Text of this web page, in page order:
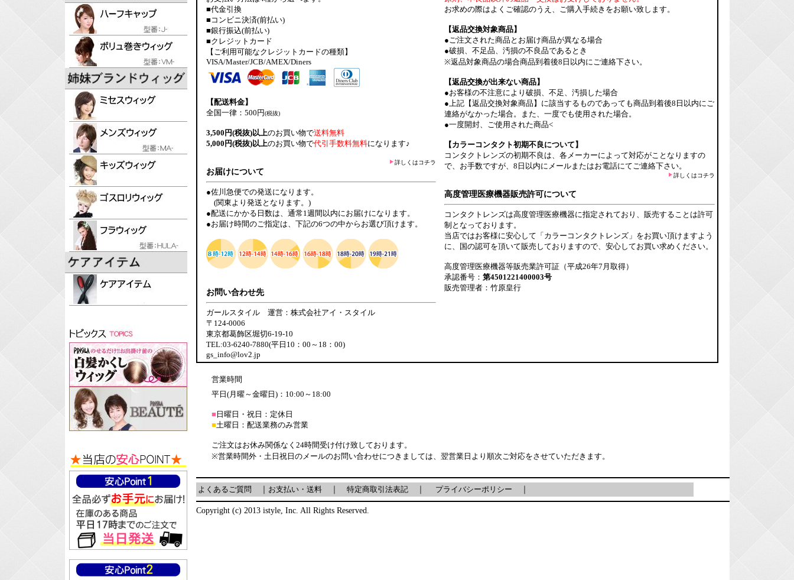
■代金引換
■コンビニ決済(前払い)
■銀行振込(前払い)
■クレジットカード
【ご利用可能なクレジットカードの種類】
VISA/Master/JCB/AMEX/Diners
【配送料金】
全国一律：500円(税抜)
3,500円(税抜)以上のお買い物で送料無料
5,000円(税抜)以上のお買い物で代引手数料無料になります♪
詳しくはコチラ
お届けについて
●佐川急便での発送になります。
(関東より発送となります。)
●配送にかかる日数は、通常1週間以内にお届けになります。
●お届け時間のご指定は、下記の6つの中からお選び頂けます。
お問い合わせ先
ガールスタイル 運営：株式会社アイ・スタイル
〒124-0006
東京都葛飾区堀切6-19-10
TEL:03-6240-7880(平日10：00～18：00)
gs_info@lov2.jp
お求めの際はよくご確認のうえ、ご購入手続きをお願い致します。
【返品交換対象商品】
●ご注文された商品とお届け商品が異なる場合
●破損、不足品、汚損の不良品であるとき
※返品対象商品の場合商品到着後8日以内にご連絡下さい。
【返品交換が出来ない商品】
●お客様の不注意により破損、不足、汚損した場合
●上記【返品交換対象商品】に該当するものであっても商品到着後8日以内にご
連絡がなかった場合。また、一度でも使用された場合。
●一度開封、ご使用された商品<
【カラーコンタクト初期不良について】
コンタクトレンズの初期不良は、各メーカーによって対応がことなりますの
で、お手数ですが、8日以内にメールまたはお電話にてご連絡下さい。
詳しくはコチラ
高度管理医療機器販売許可について
コンタクトレンズは高度管理医療機器に指定されており、販売することは許可
制となっております。
当店ではお客様に安心して「カラーコンタクトレンズ」をお買い頂けますよう
に、国の認可を頂いて販売しておりますので、安心してお買い求めください。
高度管理医療機器等販売業許可証（平成26年7月取得）
承認番号： 第4501221400003号
販売管理者：竹原皇行
営業時間
平日(月曜～金曜日)：10:00～18:00
■ 日曜日・祝日：定休日
■土曜日：配送業務のみ営業
ご注文はお休み関係なく24時間受け付け致しております。
※営業時間外・土日祝日のメールのお問い合わせにつきましては、翌営業日より順次ご対応をさせていただきます。
よくあるご質問 お支払い・送料｜ 特定商取引法表記｜ プライバシーポリシー
Copyright (c) 2013 istyle, Inc. All Rights Reserved.